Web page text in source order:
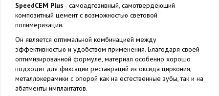
SpeedCEM Plus - самоадгезивный, самотвердеющий
композитный цемент с возможностью световой
полимеризации.
Он является оптимальной комбинацией между
эффективностью и удобством применения. Благодаря своей
оптимизированной формуле, материал особенно хорошо
подходит для фиксации реставраций из оксида циркония,
металлокерамики с опорой как на естественные зубы, так и на
абатменты имплантатов.